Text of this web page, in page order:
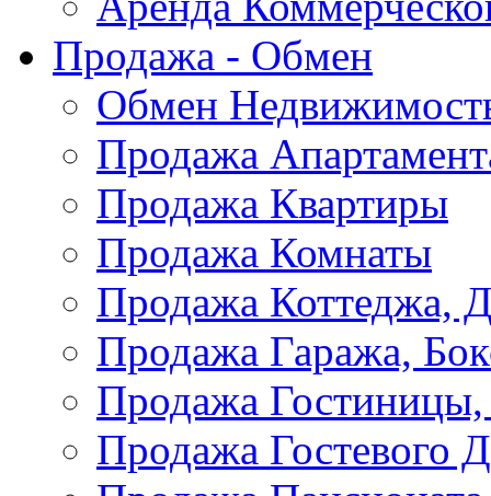
Продажа - Обмен
Обмен
Продажа
Продажа Квартиры
Продажа Комнаты
Продажа Коттеджа,
Продажа Гаража,
Продажа
Продажа Гостевого